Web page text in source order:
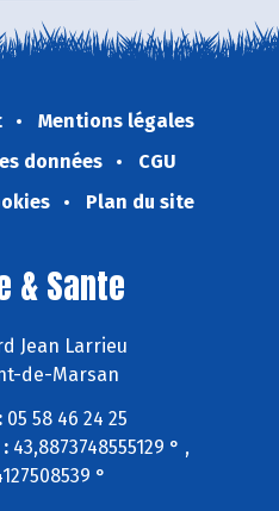
Mentions légales
données
CGU
Plan du site
& Sante
Jean Larrieu
de-Marsan
05 58 46 24 25
43,8873748555129 ° ,
°